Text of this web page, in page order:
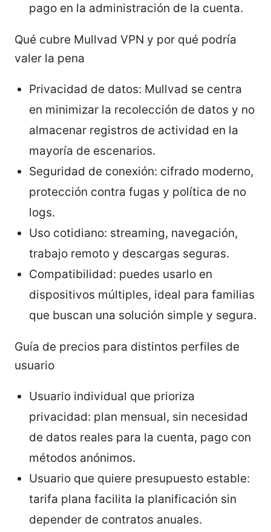
pago en la administración de la cuenta.
Qué cubre Mullvad VPN y por qué podría
valer la pena
Privacidad de datos: Mullvad se centra
en minimizar la recolección de datos y no
almacenar registros de actividad en la
mayoría de escenarios.
Seguridad de conexión: cifrado moderno,
protección contra fugas y política de no
logs.
Uso cotidiano: streaming, navegación,
trabajo remoto y descargas seguras.
Compatibilidad: puedes usarlo en
dispositivos múltiples, ideal para familias
que buscan una solución simple y segura.
Guía de precios para distintos perfiles de
usuario
Usuario individual que prioriza
privacidad: plan mensual, sin necesidad
de datos reales para la cuenta, pago con
métodos anónimos.
Usuario que quiere presupuesto estable:
tarifa plana facilita la planificación sin
depender de contratos anuales.